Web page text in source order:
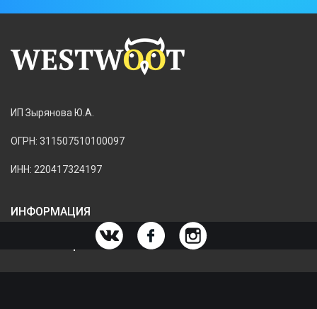
ИП Зырянова Ю.А.
ОГРН: 311507510100097
ИНН: 220417324197
ИНФОРМАЦИЯ
ИНФОРМАЦИЯ О МАГАЗИНЕ